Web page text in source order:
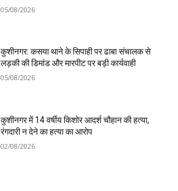
05/08/2026
कुशीनगर: कसया थाने के सिपाही पर ढाबा संचालक से
लड़की की डिमांड और मारपीट पर बड़ी कार्यवाही
05/08/2026
कुशीनगर में 14 वर्षीय किशोर आदर्श चौहान की हत्या,
रंगदारी न देने का हत्या का आरोप
02/08/2026